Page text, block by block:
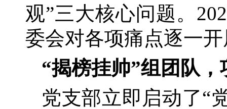
观”三大核心问题。
委会对各项痛点逐一
“揭榜挂帅”组团队
党支部立即启动了“